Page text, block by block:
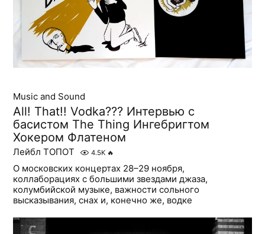
Music and Sound
All! That!! Vodka??? Интервью с
басистом The Thing Ингебригтом
Хокером Флатеном
Лейбл ТОПОТ 4.5K 🔥
О московских концертах 28–29 ноября,
коллаборациях с большими звездами джаза,
колумбийской музыке, важности сольного
высказывания, снах и, конечно же, водке